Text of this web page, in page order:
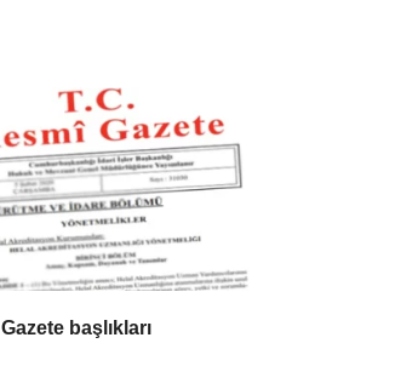
başlıkları